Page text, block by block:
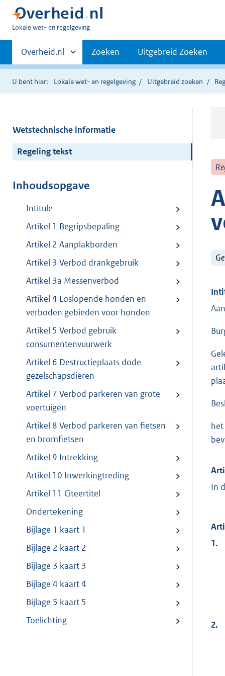
U
hier:
Lokale wet- en regelgeving
Primaire
navigatie
Andere
sites
binnen
Overheid.nl Zoeken Uitgebreid Zoeken
U bent hier: Lokale wet- en regelgeving Uitgebreid zoeken
Wetstechnische informatie
Regeling tekst
Inhoudsopgave
Intitule
Artikel 1 Begripsbepaling
Artikel 2 Aanplakborden
Artikel 3 Verbod drankgebruik
Artikel 3a Messenverbod
Artikel 4 Loslopende honden en
verboden gebieden voor honden
Artikel 5 Verbod gebruik
consumentenvuurwerk
Artikel 6 Destructieplaats dode
gezelschapsdieren
Artikel 7 Verbod parkeren van grote
voertuigen
Artikel 8 Verbod parkeren van fietsen
en bromfietsen
Artikel 9 Intrekking
Artikel 10 Inwerkingtreding
Artikel 11 Citeertitel
Ondertekening
Bijlage 1 kaart 1
Bijlage 2 kaart 2
Bijlage 3 kaart 3
Bijlage 4 kaart 4
Bijlage 5 kaart 5
Toelichting
In
1.
2.